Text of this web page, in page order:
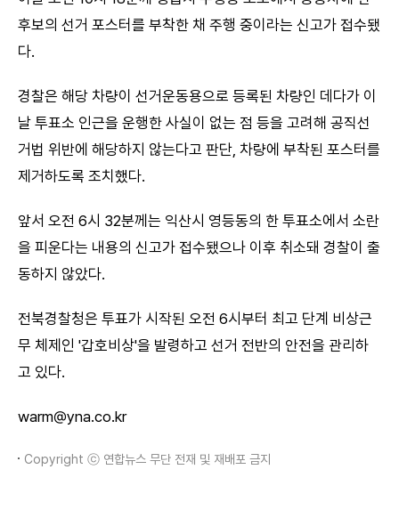
후보의 선거 포스터를 부착한 채 주행 중이라는 신고가 접수됐
다.
경찰은 해당 차량이 선거운동용으로 등록된 차량인 데다가 이
날 투표소 인근을 운행한 사실이 없는 점 등을 고려해 공직선
거법 위반에 해당하지 않는다고 판단, 차량에 부착된 포스터를
제거하도록 조치했다.
앞서 오전 6시 32분께는 익산시 영등동의 한 투표소에서 소란
을 피운다는 내용의 신고가 접수됐으나 이후 취소돼 경찰이 출
동하지 않았다.
전북경찰청은 투표가 시작된 오전 6시부터 최고 단계 비상근
무 체제인 '갑호비상'을 발령하고 선거 전반의 안전을 관리하
고 있다.
warm@yna.co.kr
Copyright ⓒ 연합뉴스 무단 전재 및 재배포 금지